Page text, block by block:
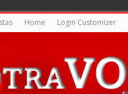
Home Login Customizer